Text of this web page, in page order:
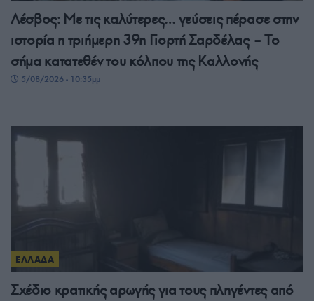
Λέσβος: Με τις καλύτερες… γεύσεις πέρασε στην
ιστορία η τριήμερη 39η Γιορτή Σαρδέλας – Το
σήμα κατατεθέν του κόλπου της Καλλονής
5/08/2026 - 10:35μμ
ΕΛΛΑΔΑ
Σχέδιο κρατικής αρωγής για τους πληγέντες από